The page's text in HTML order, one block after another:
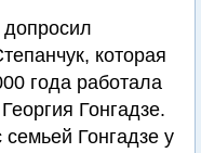
которая
года работала
Гонгадзе.
Гонгадзе у